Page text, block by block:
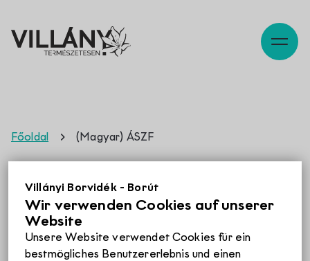
Villányi Borvidék - Borút
Wir verwenden Cookies auf unserer
Website
Unsere Website verwendet Cookies für ein
bestmögliches Benutzererlebnis und einen
Főoldal (Magyar) ÁSZF
(Magyar) ÁSZF
Leider ist der Eintrag nur auf Magyar verfügbar.
Programok